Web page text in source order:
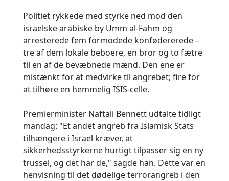
Politiet rykkede med styrke ned mod den
israelske arabiske by Umm al-Fahm og
arresterede fem formodede konfødererede –
tre af dem lokale beboere, en bror og to fætre
til en af de bevæbnede mænd. Den ene er
mistænkt for at medvirke til angrebet; fire for
at tilhøre en hemmelig ISIS-celle.
Premierminister Naftali Bennett udtalte tidligt
mandag: "Et andet angreb fra Islamisk Stats
tilhængere i Israel kræver, at
sikkerhedsstyrkerne hurtigt tilpasser sig en ny
trussel, og det har de," sagde han. Dette var en
henvisning til det dødelige terrorangreb i den